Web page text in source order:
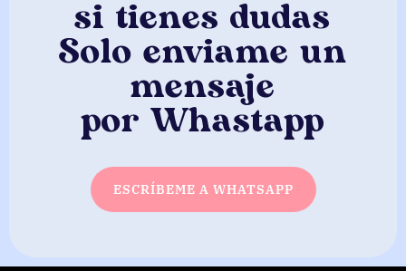
si tienes dudas
Solo enviame un
mensaje
por Whastapp
ESCRÍBEME A WHATSAPP